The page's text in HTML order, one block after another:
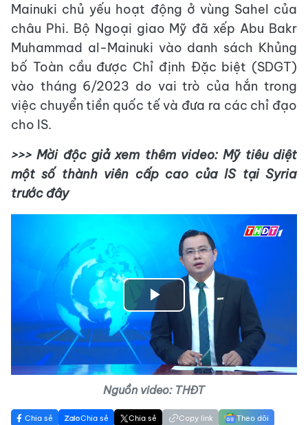
Mainuki chủ yếu hoạt động ở vùng Sahel của
châu Phi. Bộ Ngoại giao Mỹ đã xếp Abu Bakr
Muhammad al-Mainuki vào danh sách Khủng
bố Toàn cầu được Chỉ định Đặc biệt (SDGT)
vào tháng 6/2023 do vai trò của hắn trong
việc chuyển tiền quốc tế và đưa ra các chỉ đạo
cho IS.
>>> Mời độc giả xem thêm video: Mỹ tiêu diệt
một số thành viên cấp cao của IS tại Syria
trước đây
Play
Video
Nguồn video: THĐT
Chia sẻ Chia sẻ Chia sẻ Copy link Theo dõi